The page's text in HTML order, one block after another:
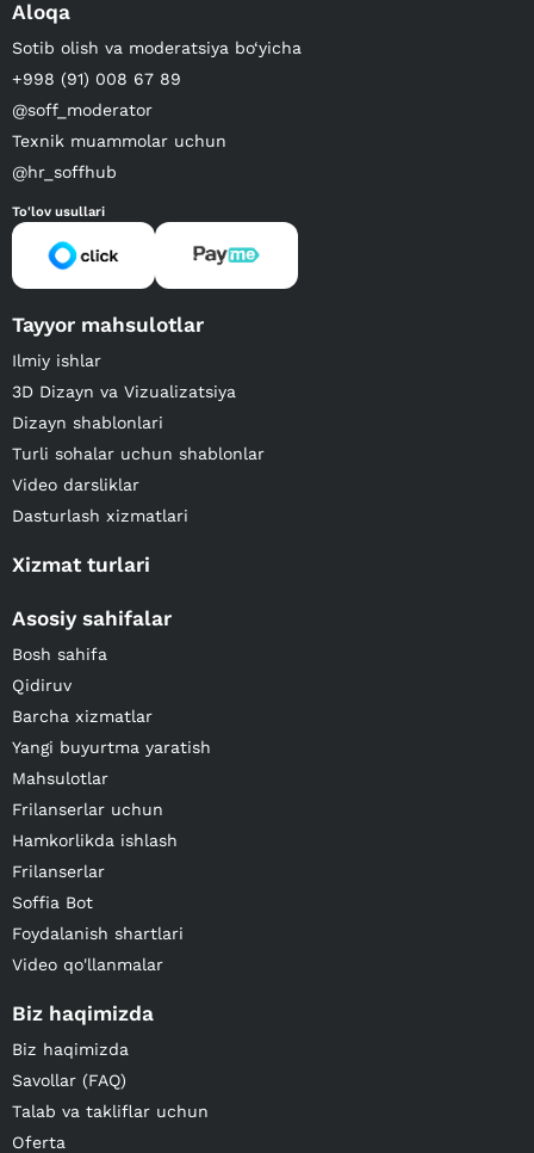
Aloqa
Sotib olish va moderatsiya bo‘yicha
+998 (91) 008 67 89
@soff_moderator
Texnik muammolar uchun
@hr_soffhub
To'lov usullari
Tayyor mahsulotlar
Ilmiy ishlar
3D Dizayn va Vizualizatsiya
Dizayn shablonlari
Turli sohalar uchun shablonlar
Video darsliklar
Dasturlash xizmatlari
Xizmat turlari
Asosiy sahifalar
Bosh sahifa
Qidiruv
Barcha xizmatlar
Yangi buyurtma yaratish
Mahsulotlar
Frilanserlar uchun
Hamkorlikda ishlash
Frilanserlar
Soffia Bot
Foydalanish shartlari
Video qo'llanmalar
Biz haqimizda
Biz haqimizda
Savollar (FAQ)
Talab va takliflar uchun
Oferta